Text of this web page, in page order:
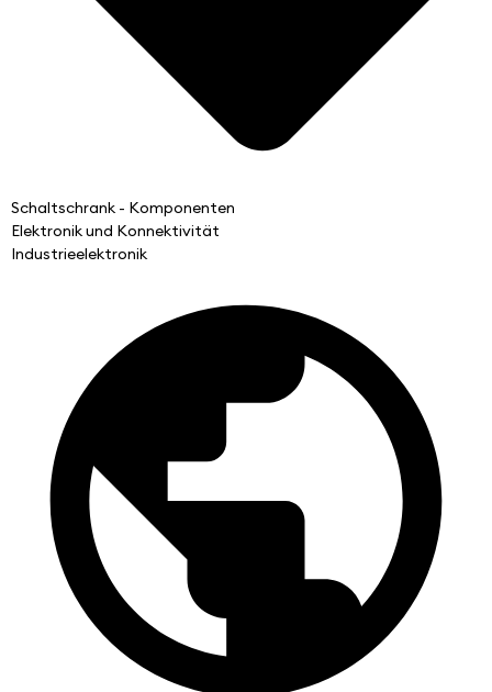
Schaltschrank - Komponenten
Elektronik und Konnektivität
Industrieelektronik